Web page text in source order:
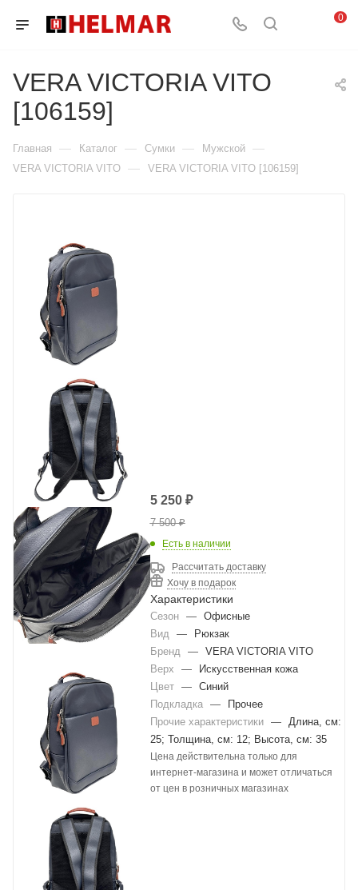
0
VERA VICTORIA VITO
[106159]
Главная — Каталог — Сумки — Мужской —
VERA VICTORIA VITO — VERA VICTORIA VITO [106159]
5 250₽
7 500₽
Есть в наличии
Рассчитать доставку
Хочу в подарок
Характеристики
Сезон —
Офисные
Вид
—
Рюкзак
Бренд
—
VERA VICTORIA VITO
Верх
—
Искусственная кожа
Цвет —
Синий
Подкладка —
Прочее
Прочие характеристики —
Длина, см:
25; Толщина, см: 12; Высота, см: 35
Цена действительна только для
интернет-магазина и может отличаться
от цен в розничных магазинах